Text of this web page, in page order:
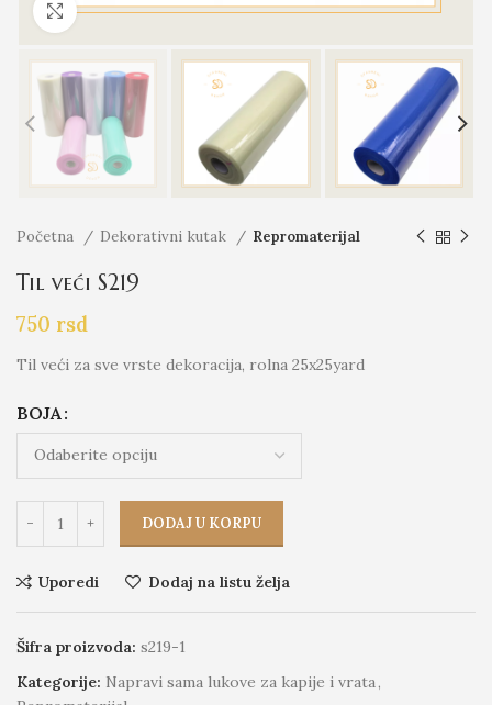
Click to enlarge
Početna Dekorativni kutak Repromaterijal
Til veći S219
750 rsd
Til veći za sve vrste dekoracija, rolna 25x25yard
BOJA
DODAJ U KORPU
Uporedi Dodaj na listu želja
Šifra proizvoda: s219-1
Kategorije: Napravi sama lukove za kapije i vrata,